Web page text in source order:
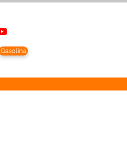
Gasolina